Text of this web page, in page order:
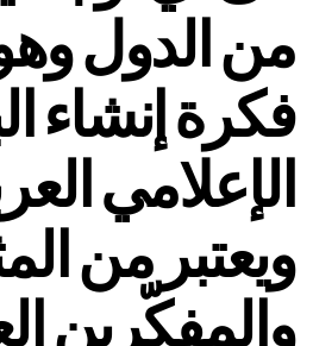
من الدول
فكرة إنشاء
الإعلامي
ويعتبر من
والمفكّرين